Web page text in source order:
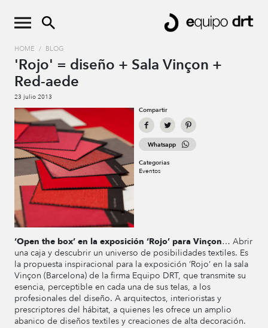
HOME / BLOG
'Rojo' = diseño + Sala Vinçon +
Red-aede
23 julio 2013
Compartir
Whatsapp
Categorias
Eventos
‘Open the box’ en la exposición ‘Rojo’ para Vinçon… Abrir
una caja y descubrir un universo de posibilidades textiles. Es
la propuesta inspiracional para la exposición ‘Rojo’ en la sala
Vinçon (Barcelona) de la firma Equipo DRT, que transmite su
esencia, perceptible en cada una de sus telas, a los
profesionales del diseño. A arquitectos, interioristas y
prescriptores del hábitat, a quienes les ofrece un amplio
abanico de diseños textiles y creaciones de alta decoración.